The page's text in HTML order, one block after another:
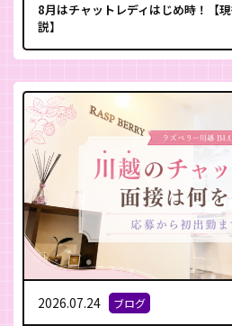
8月はチャットレディはじめ時！【
説】
2026.07.24 ブログ